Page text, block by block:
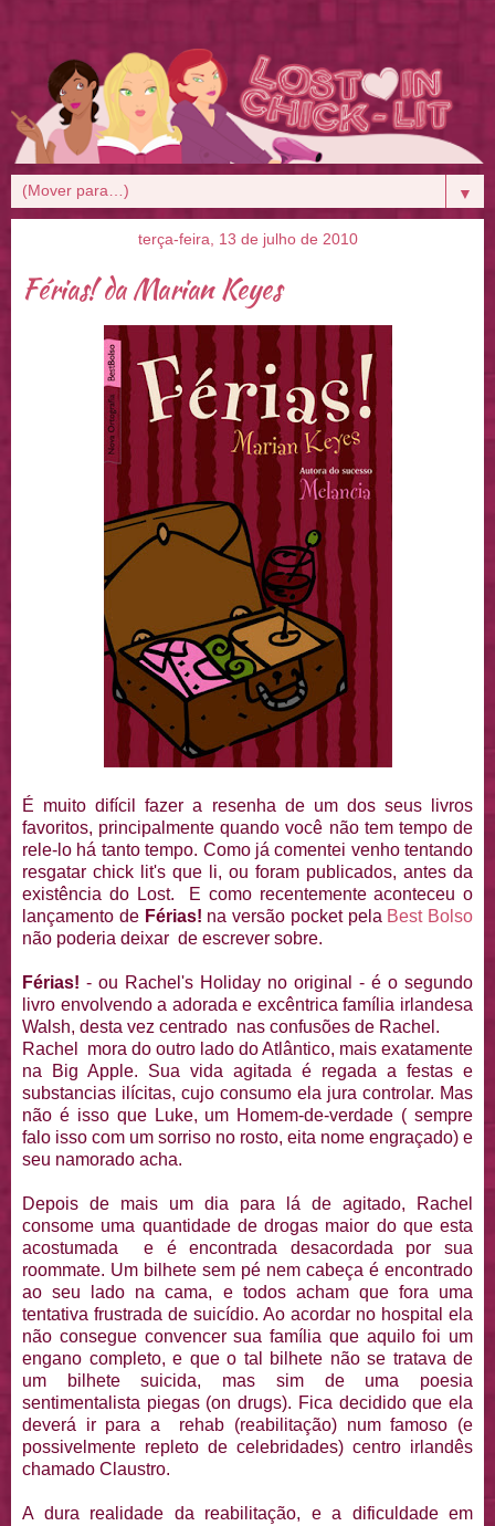
▼
terça-feira, 13 de julho de 2010
Férias! da Marian Keyes
É muito difícil fazer a resenha de um dos seus livros
favoritos, principalmente quando você não tem tempo de
rele-lo há tanto tempo. Como já comentei venho tentando
resgatar chick lit's que li, ou foram publicados, antes da
existência do Lost. E como recentemente aconteceu o
lançamento de Férias! na versão pocket pela Best Bolso
não poderia deixar de escrever sobre.
Férias! - ou Rachel's Holiday no original - é o segundo
livro envolvendo a adorada e excêntrica família irlandesa
Walsh, desta vez centrado nas confusões de Rachel.
Rachel mora do outro lado do Atlântico, mais exatamente
na Big Apple. Sua vida agitada é regada a festas e
substancias ilícitas, cujo consumo ela jura controlar. Mas
não é isso que Luke, um Homem-de-verdade ( sempre
falo isso com um sorriso no rosto, eita nome engraçado) e
seu namorado acha.
Depois de mais um dia para lá de agitado, Rachel
consome uma quantidade de drogas maior do que esta
acostumada e é encontrada desacordada por sua
roommate. Um bilhete sem pé nem cabeça é encontrado
ao seu lado na cama, e todos acham que fora uma
tentativa frustrada de suicídio. Ao acordar no hospital ela
não consegue convencer sua família que aquilo foi um
engano completo, e que o tal bilhete não se tratava de
um bilhete suicida, mas sim de uma poesia
sentimentalista piegas (on drugs). Fica decidido que ela
deverá ir para a rehab (reabilitação) num famoso (e
possivelmente repleto de celebridades) centro irlandês
chamado Claustro.
A dura realidade da reabilitação, e a dificuldade em